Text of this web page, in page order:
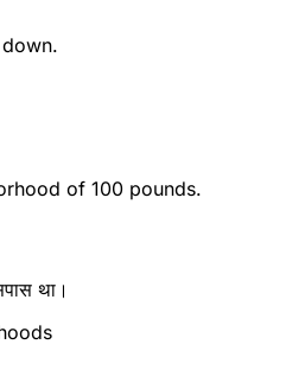
of 100 pounds.
था।